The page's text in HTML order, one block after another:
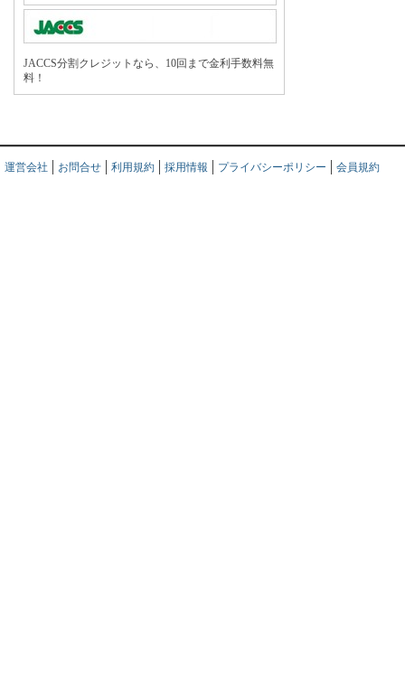
JACCS分割クレジットなら、10回まで金利手数料無
料！
運営会社 お問合せ 利用規約 採用情報 プライバシーポリシー 会員規約